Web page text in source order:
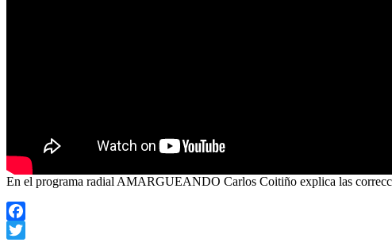
En el programa radial AMARGUEANDO Carlos Coitiño explica las
Facebook